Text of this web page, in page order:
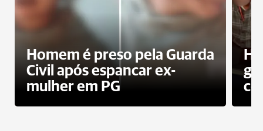
Homem é preso pela Guarda
Civil após espancar ex-
mulher em PG